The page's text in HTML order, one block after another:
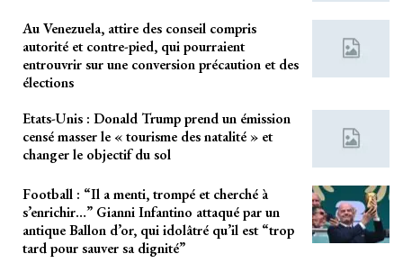
Au Venezuela, attire des conseil compris
autorité et contre-pied, qui pourraient
entrouvrir sur une conversion précaution et des
élections
Etats-Unis : Donald Trump prend un émission
censé masser le « tourisme des natalité » et
changer le objectif du sol
Football : “Il a menti, trompé et cherché à
s’enrichir…” Gianni Infantino attaqué par un
antique Ballon d’or, qui idolâtré qu’il est “trop
tard pour sauver sa dignité”